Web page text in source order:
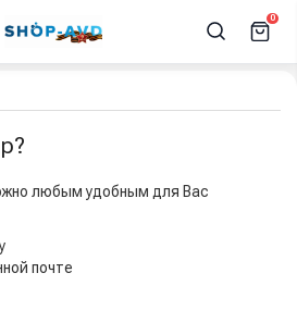
0
любым удобным для Вас
почте